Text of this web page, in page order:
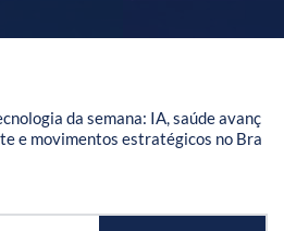
da semana: IA, saúde avanç
e movimentos estratégicos no Bra